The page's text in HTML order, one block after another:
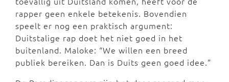
rapper geen enkele betekenis. Bovendien
speelt er nog een praktisch argument:
Duitstalige rap doet het niet goed in het
buitenland. Maloke: “We willen een breed
publiek bereiken. Dan is Duits geen goed idee.”